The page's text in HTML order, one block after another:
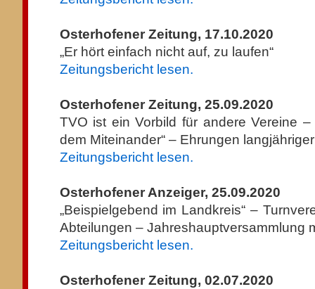
Osterhofener Zeitung, 17.10.2020
„Er hört einfach nicht auf, zu laufen“
Zeitungsbericht lesen.
Osterhofener Zeitung, 25.09.2020
TVO ist ein Vorbild für andere Vereine
dem Miteinander“ – Ehrungen
Zeitungsbericht lesen.
Osterhofener Anzeiger, 25.09.2020
„Beispielgebend im Landkreis“ –
Abteilungen – Jahreshauptversammlung
Zeitungsbericht lesen.
Osterhofener Zeitung, 02.07.2020